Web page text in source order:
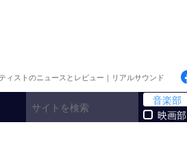
ィストのニュースとレビュー｜リアルサウンド
音楽部
映画部